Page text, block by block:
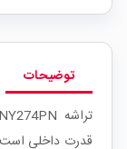
توضیحات